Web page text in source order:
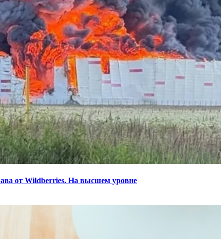
от Wildberries. На высшем уровне